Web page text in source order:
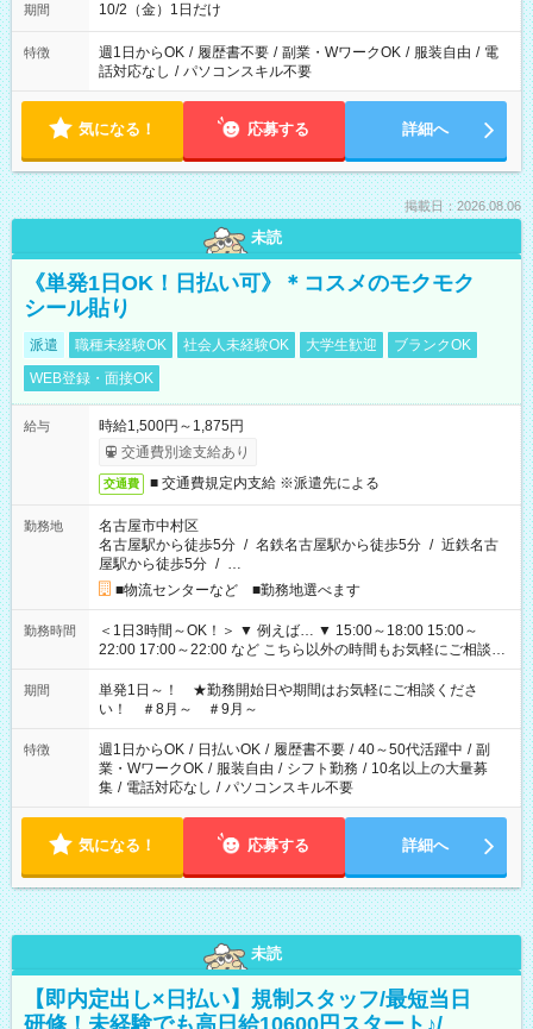
期間 10/2（金）1日だけ
特徴 週1日からOK / 履歴書不要 / 副業・WワークOK / 服装自由 / 電
話対応なし / パソコンスキル不要
気になる！ 応募する 詳細へ
掲載日：2026.08.06
未読
《単発1日OK！日払い可》＊コスメのモクモク
シール貼り
派遣 職種未経験OK 社会人未経験OK 大学生歓迎
ブランクOK
WEB登録・面接OK
給与
時給1,500円～1,875円
交通費別途支給あり
交通費 ■ 交通費規定内支給 ※派遣先による
勤務地
名古屋市中村区
名古屋駅から徒歩5分 / 名鉄名古屋駅から徒歩5分 / 近鉄名古
屋駅から徒歩5分 / …
■物流センターなど ■勤務地選べます
勤務時間
＜1日3時間～OK！＞ ▼ 例えば… ▼ 15:00～18:00 15:00～
22:00 17:00～22:00 など こちら以外の時間もお気軽にご相談く
ださい！
期間
単発1日～！ ★勤務開始日や期間はお気軽にご相談くださ
い！ ＃8月～ ＃9月～
特徴 週1日からOK / 日払いOK / 履歴書不要 / 40～50代活躍中 / 副
業・WワークOK / 服装自由 / シフト勤務 / 10名以上の大量募
集 / 電話対応なし / パソコンスキル不要
気になる！ 応募する 詳細へ
未読
【即内定出し×日払い】規制スタッフ/最短当日
研修！未経験でも高日給10600円スタート♪/